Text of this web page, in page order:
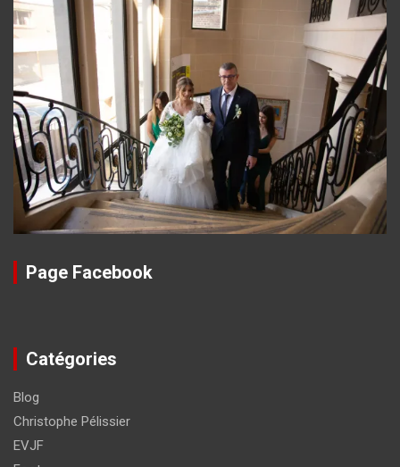
Page Facebook
Catégories
Blog
Christophe Pélissier
EVJF